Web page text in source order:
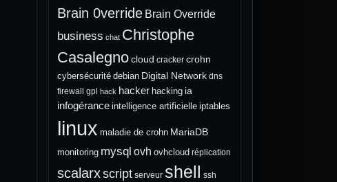
Brain 0verride Brain Override
business chat Christophe
Casalegnocloud cracker crohn
cybersécurité debian Digital Network dns
firewall
gpl hack hacker hacking ia
infogérance intelligence artificielle iptables
linux maladie de crohn MariaDB
monitoring mysql ovh ovhcloud réplication
scalarxscript serveur shell
ssh